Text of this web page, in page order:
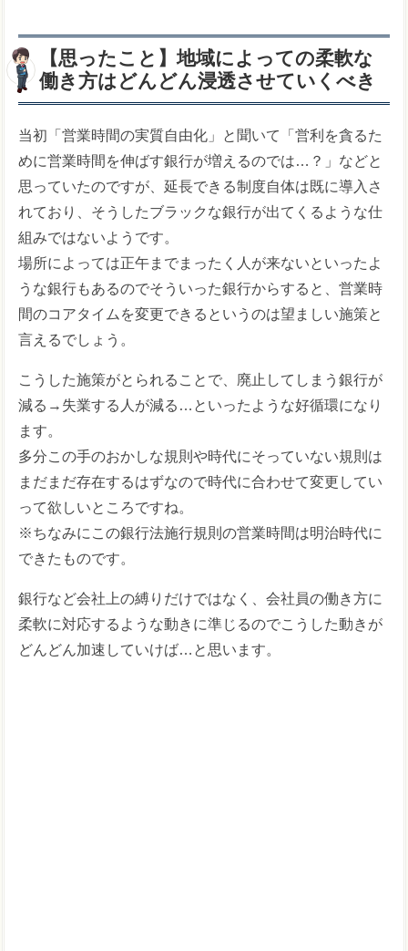
【思ったこと】地域によっての柔軟な
働き方はどんどん浸透させていくべき
当初「営業時間の実質自由化」と聞いて「営利を貪るた
めに営業時間を伸ばす銀行が増えるのでは…？」などと
思っていたのですが、延長できる制度自体は既に導入さ
れており、そうしたブラックな銀行が出てくるような仕
組みではないようです。
場所によっては正午までまったく人が来ないといったよ
うな銀行もあるのでそういった銀行からすると、営業時
間のコアタイムを変更できるというのは望ましい施策と
言えるでしょう。
こうした施策がとられることで、廃止してしまう銀行が
減る→失業する人が減る…といったような好循環になり
ます。
多分この手のおかしな規則や時代にそっていない規則は
まだまだ存在するはずなので時代に合わせて変更してい
って欲しいところですね。
※ちなみにこの銀行法施行規則の営業時間は明治時代に
できたものです。
銀行など会社上の縛りだけではなく、会社員の働き方に
柔軟に対応するような動きに準じるのでこうした動きが
どんどん加速していけば…と思います。